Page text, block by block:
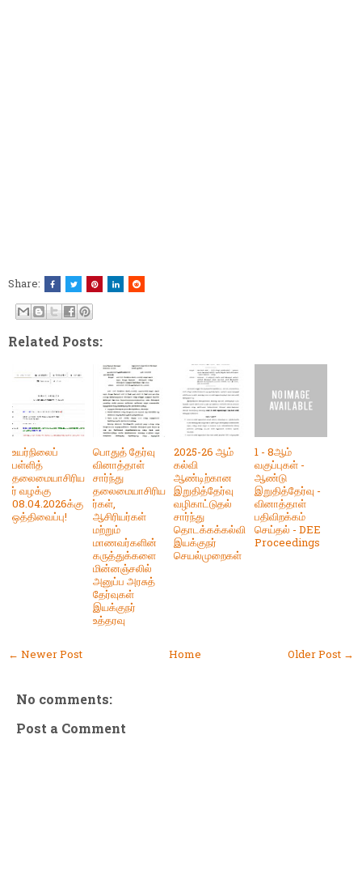
Share:
Related Posts:
உயர்நிலைப்
பள்ளித்
தலைமையாசிரிய
ர் வழக்கு
08.04.2026க்கு
ஒத்திவைப்பு!
பொதுத் தேர்வு
வினாத்தாள்
சார்ந்து
தலைமையாசிரிய
ர்கள்,
ஆசிரியர்கள்
மற்றும்
மாணவர்களின்
கருத்துக்களை
மின்னஞ்சலில்
அனுப்ப அரசுத்
தேர்வுகள்
இயக்குநர்
உத்தரவு
2025-26 ஆம்
கல்வி
ஆண்டிற்கான
இறுதித்தேர்வு
வழிகாட்டுதல்
சார்ந்து
தொடக்கக்கல்வி
இயக்குநர்
செயல்முறைகள்
1 - 8ஆம்
வகுப்புகள் -
ஆண்டு
இறுதித்தேர்வு -
வினாத்தாள்
பதிவிறக்கம்
செய்தல் - DEE
Proceedings
← Newer Post Older Post →
Home
No comments:
Post a Comment